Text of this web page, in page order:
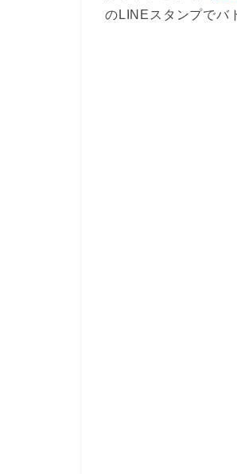
のLINEスタンプでバ